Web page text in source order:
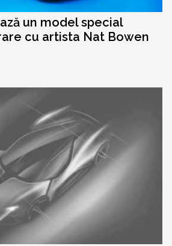
un model special
cu artista Nat Bowen